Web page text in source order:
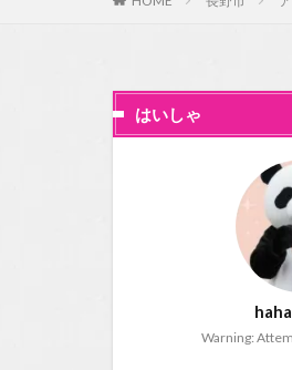
はいしゃ
Warning: